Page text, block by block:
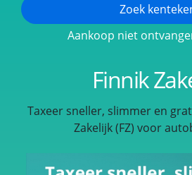
Zoek
Aankoop niet
Finnik
Taxeer sneller, slimmer en
Zakelijk (FZ) voor